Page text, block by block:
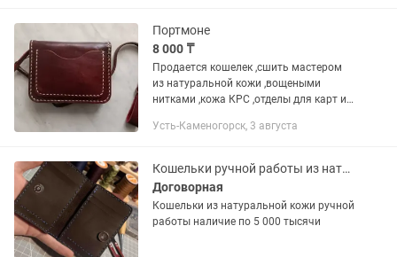
Портмоне
8 000 ₸
Продается кошелек ,сшить мастером
из натуральной кожи ,вощеными
нитками ,кожа КРС ,отделы для карт и
ремень с тренчиком ,размеры ширина
Усть-Каменогорск, 3 августа
Кошельки ручной работы из натуральной кожи в наличии и на заказ
Договорная
Кошельки из натуральной кожи ручной
работы наличие по 5 000 тысячи